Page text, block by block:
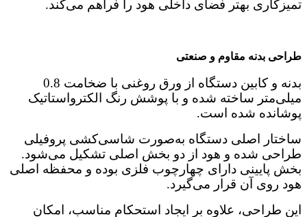
تمیزکاری بهتر فضای داخلی هود را فراهم می‌کند.
طراحی بدنه مقاوم و صنعتی
بدنه و کابین دستگاه از ورق روغنی با ضخامت 0.8
میلی‌متر ساخته شده و با پوشش رنگ الکترواستاتیک
پوشانده شده است.
ساختار اصلی دستگاه به‌صورت شاسی‌کشی پروفیلی
طراحی شده و هود از دو بخش اصلی تشکیل می‌شود.
بخش پایینی دارای چهارچوب فلزی بوده و محفظه اصلی
هود روی آن قرار می‌گیرد.
این طراحی، علاوه بر ایجاد استحکام مناسب، امکان